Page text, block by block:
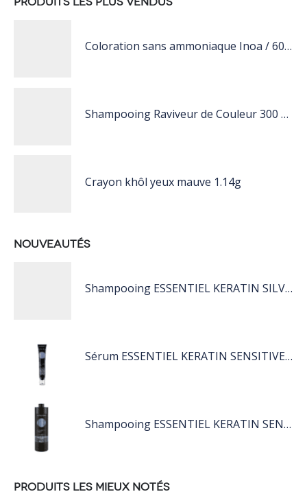
Coloration sans ammoniaque Inoa / 60ML
Shampooing Raviveur de Couleur 300 ml Rose de Schwarzkopf Professional
Crayon khôl yeux mauve 1.14g
NOUVEAUTÉS
Shampooing ESSENTIEL KERATIN SILVER 250ML
Sérum ESSENTIEL KERATIN SENSITIVE 40 ML
Shampooing ESSENTIEL KERATIN SENSITIVE 1L
PRODUITS LES MIEUX NOTÉS